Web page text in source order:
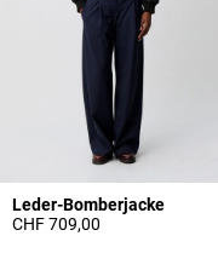
Leder-Bomberjacke
CHF 709,00